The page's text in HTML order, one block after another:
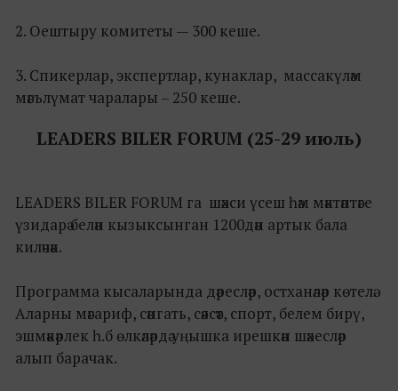
2. Оештыру комитеты — 300 кеше.
3. Спикерлар, экспертлар, кунаклар, массакүләм
мәгълүмат чаралары – 250 кеше.
LEADERS BILER FORUM (25-29 июль)
LEADERS BILER FORUM га шәхси үсеш һәм мәктәптәге
үзидарә белән кызыксынган 1200дән артык бала
киләчәк.
Программа кысаларында дәресләр, остханәләр көтелә.
Аларны мәгариф, сәнгать, сәясәт, спорт, белем бирү,
эшмәкәрлек һ.б өлкәләрдә уңышка ирешкән шәхесләр
алып барачак.